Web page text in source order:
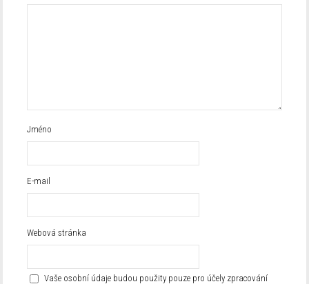
Jméno
E-mail
Webová stránka
Vaše osobní údaje budou použity pouze pro účely zpracování